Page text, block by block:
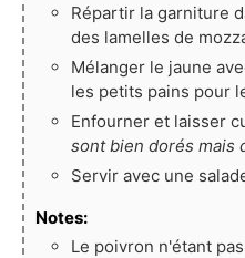
Répartir la garniture
des lamelles de
Mélanger le jaune
les petits pains pour
Enfourner et laisser
sont bien dorés mais
Servir avec une
Notes:
Le poivron n'étant